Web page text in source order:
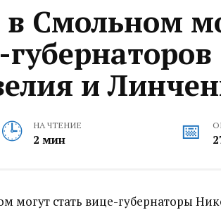
в Смольном
и
НА ЧТЕНИЕ
2 мин
могут стать вице-губернаторы